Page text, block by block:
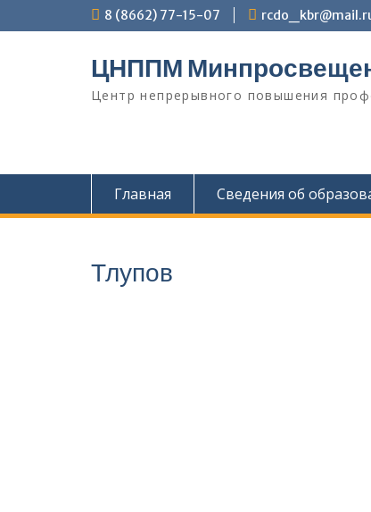
к
8 (8662) 77-15-07
ЦНППМ
Центр непрерывного повышения
Главная Сведения об
Тлупов